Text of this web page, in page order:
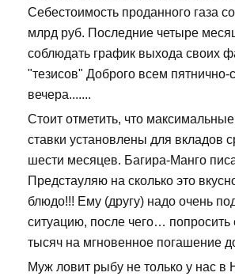
Себестоимость проданного газа
млрд руб. Последние четыре
соблюдать график выхода своих
"тезисов" Доброго всем пятнично-
вечера.......
Стоит отметить, что
ставки установлены для вкладов
шести месяцев. Багира-Манго
Предстауляю на сколько это
блюдо!!! Ему (другу) надо очень
ситуацию, после чего…
тысяч на мгновенное погашение
Муж ловит рыбу не только у нас в